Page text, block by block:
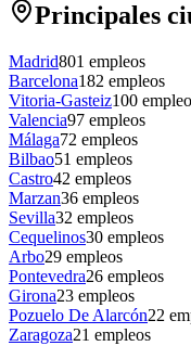
Principales
Madrid801 empleos
Barcelona182 empleos
Vitoria-Gasteiz100
Valencia97 empleos
Málaga72 empleos
Bilbao51 empleos
Castro42 empleos
Marzan36 empleos
Sevilla32 empleos
Cequelinos30 empleos
Arbo29 empleos
Pontevedra26 empleos
Girona23 empleos
Pozuelo De Alarcón22
Zaragoza21 empleos